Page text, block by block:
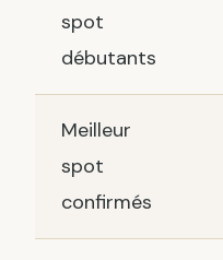
spot
débutants
Meilleur
spot
confirmés